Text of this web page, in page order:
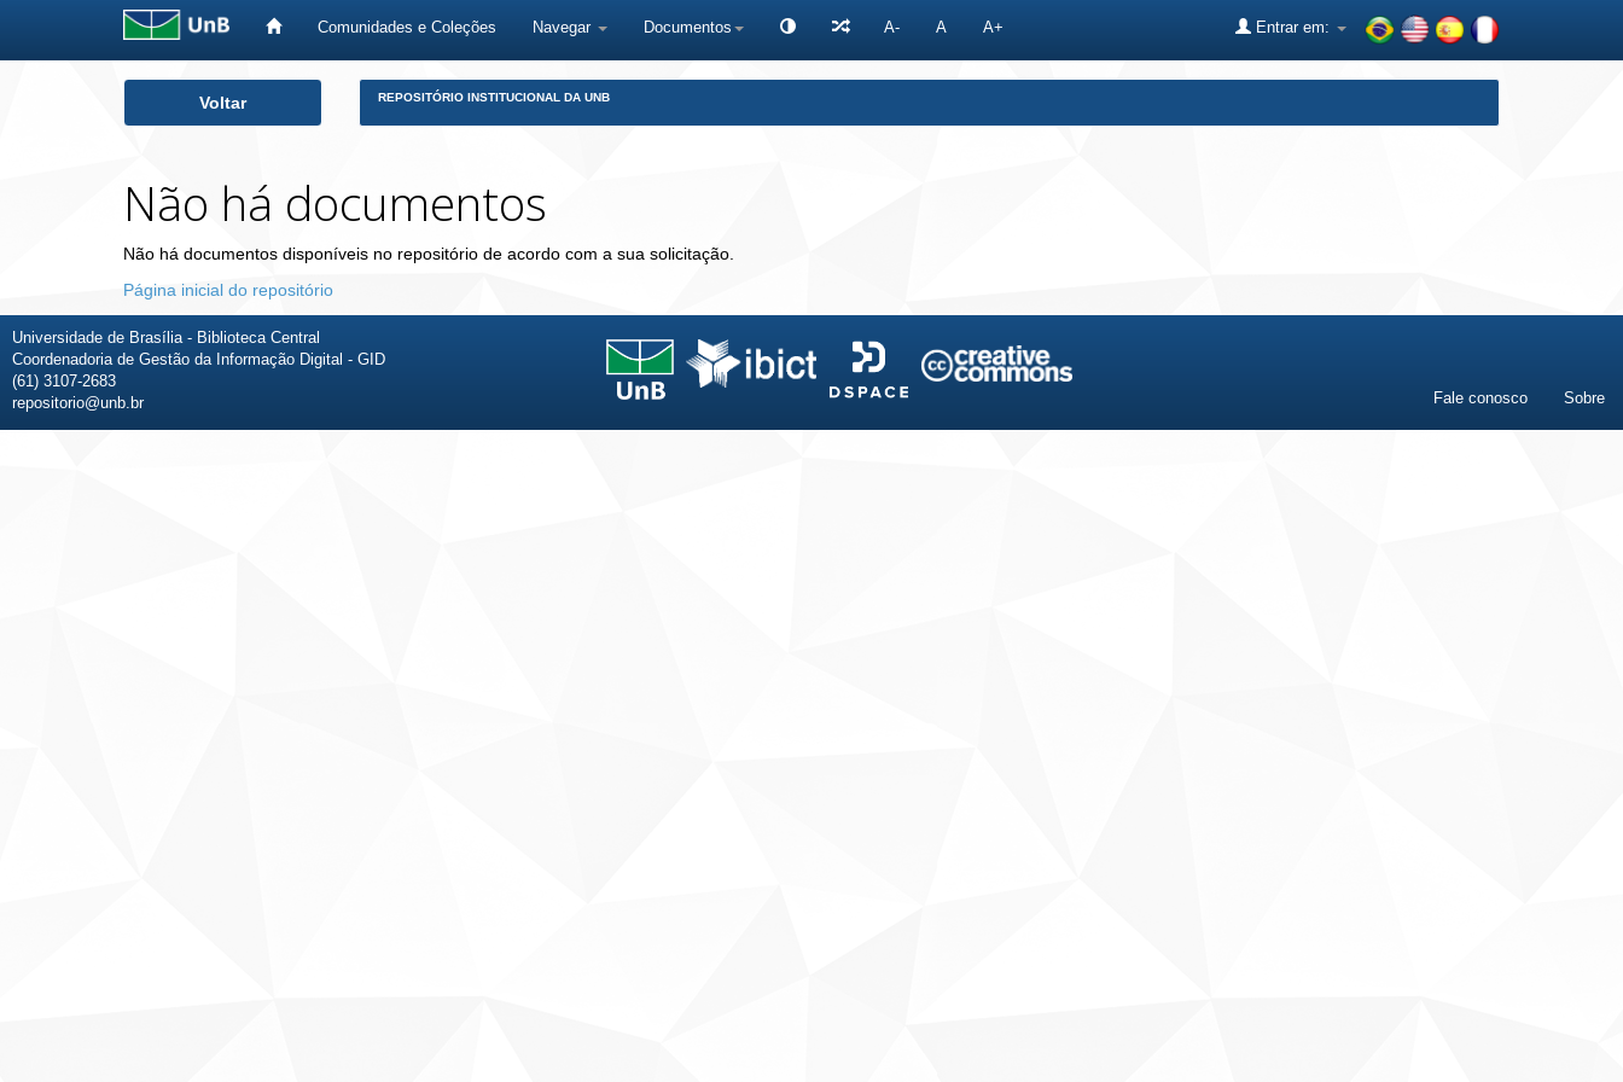
Comunidades e Coleções Navegar Documentos A- A A+ Entrar em:
Voltar REPOSITÓRIO INSTITUCIONAL DA UNB
Não há documentos
Não há documentos disponíveis no repositório de acordo com a sua solicitação.
Página inicial do repositório
Universidade de Brasília - Biblioteca Central
Coordenadoria de Gestão da Informação Digital - GID
(61) 3107-2683
repositorio@unb.br
Fale conosco Sobre